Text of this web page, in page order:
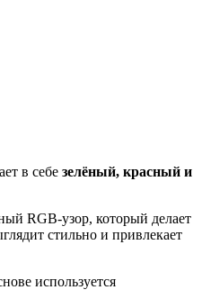
в себе зелёный, красный и
RGB-узор, который делает
стильно и привлекает
используется